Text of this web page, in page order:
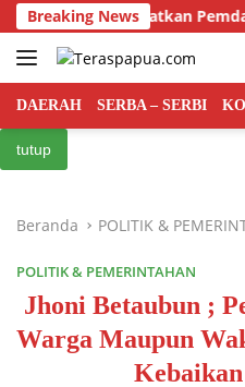
Langsung
ke
konten
Breaking News
Bakal Libatkan Pemda
DAERAH SERBA – SERBI
tutup
Beranda POLITIK &
POLITIK & PEMERINTAHAN
Jhoni Betaubun ;
Warga Maupun